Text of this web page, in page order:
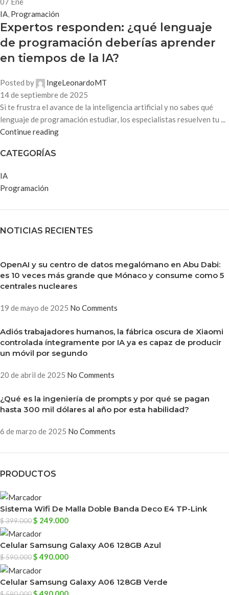
IA, Programación
Expertos responden: ¿qué lenguaje
de programación deberías aprender
en tiempos de la IA?
Posted by
IngeLeonardoMT
14 de septiembre de 2025
Si te frustra el avance de la inteligencia artificial y no sabes qué
lenguaje de programación estudiar, los especialistas resuelven tu ...
Continue reading
CATEGORÍAS
IA
Programación
NOTICIAS RECIENTES
OpenAI y su centro de datos megalómano en Abu Dabi:
es 10 veces más grande que Mónaco y consume como 5
centrales nucleares
19 de mayo de 2025 No Comments
Adiós trabajadores humanos, la fábrica oscura de Xiaomi
controlada íntegramente por IA ya es capaz de producir
un móvil por segundo
20 de abril de 2025 No Comments
¿Qué es la ingeniería de prompts y por qué se pagan
hasta 300 mil dólares al año por esta habilidad?
6 de marzo de 2025 No Comments
PRODUCTOS
Sistema Wifi De Malla Doble Banda Deco E4 TP-Link
$399.000$ 249.000
Celular Samsung Galaxy A06 128GB Azul
$590.000$490.000
Celular Samsung Galaxy A06 128GB Verde